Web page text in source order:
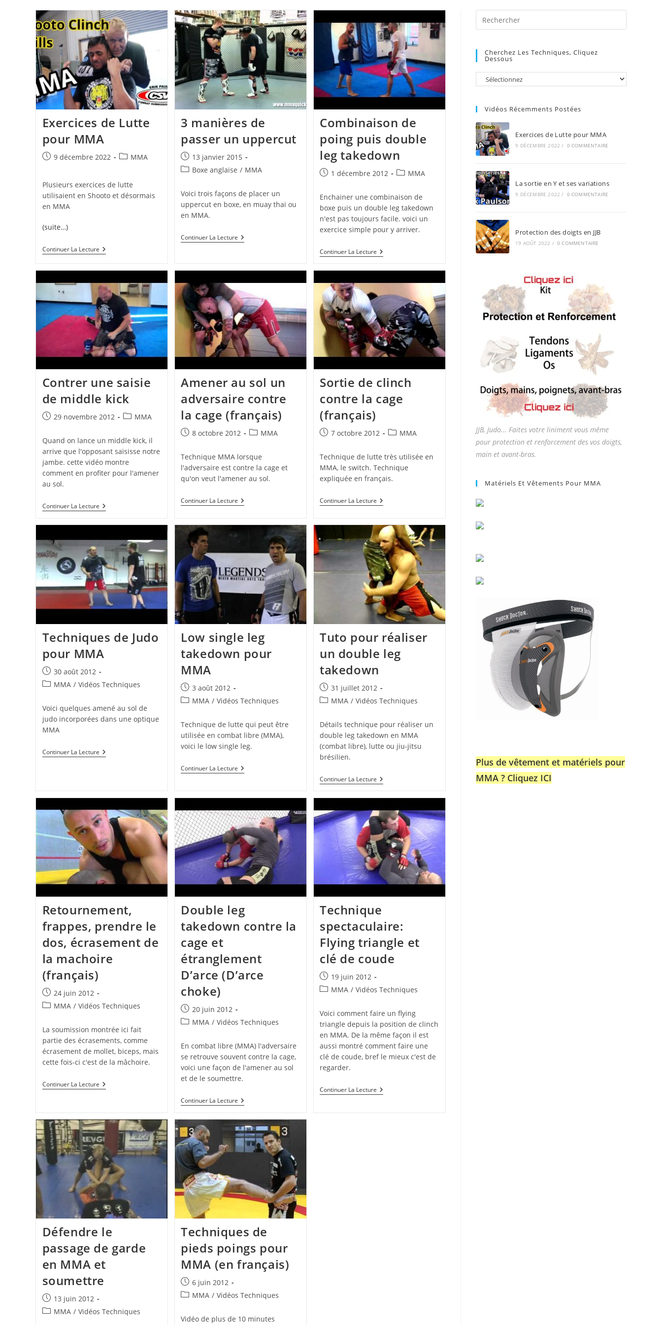
Exercices de Lutte
pour MMA
Publication
9 décembre 2022
PostMMA
Plusieurs exercices de lutte
utilisaient en Shooto et désormais
en MMA
(suite…)
Continuer La LectureExercices
De
Pour
MMA
3 manières de
passer un uppercut
Publication
publiée :
13 janvier 2015
PostBoxe anglaise / MMA
Voici trois façons de placer un
uppercut en boxe, en muay thai ou
en MMA.
Continuer La Lecture 3
Manières
Un
Combinaison de
poing puis double
leg takedown
Publication
1 décembre 2012
PostMMA
Enchainer une combinaison de
boxe puis un double leg takedown
n'est pas toujours facile. voici un
exercice simple pour y arriver.
Continuer La Lecture Combinaison
De
Double
Takedown
Contrer une saisie
de middle kick
Publication
29 novembre 2012
PostMMA
Quand on lance un middle kick, il
arrive que l'opposant saisisse notre
jambe. cette vidéo montre
comment en profiter pour l'amener
au sol.
Continuer La LectureContrer
Une
Middle
Kick
Amener au sol un
adversaire contre
la cage (français)
Publication
8 octobre 2012
PostMMA
Technique MMA lorsque
l'adversaire est contre la cage et
qu'on veut l'amener au sol.
Continuer La Lecture Amener
Au
Un
Cage
(français)
Sortie de clinch
contre la cage
(français)
Publication
7 octobre 2012
PostMMA
Technique de lutte très utilisée en
MMA, le switch. Technique
expliquée en français.
Continuer La Lecture Sortie
De
Contre
La
Cage
(français)
Techniques de Judo
pour MMA
Publication
publiée :
30 août 2012
PostMMA / Vidéos Techniques
Voici quelques amené au sol de
judo incorporées dans une optique
MMA
Continuer La LectureTechniques
De
Low single leg
takedown pour
MMA
Publication
publiée :
3 août 2012
PostMMA / Vidéos Techniques
Technique de lutte qui peut être
utilisée en combat libre (MMA),
voici le low single leg.
Continuer La Lecture Low
Single
Pour
Tuto pour réaliser
un double leg
takedown
Publication
publiée :
31 juillet 2012
PostMMA / Vidéos Techniques
Détails technique pour réaliser un
double leg takedown en MMA
(combat libre), lutte ou jiu-jitsu
brésilien.
Continuer La Lecture Tuto
Pour
Double
Leg
Takedown
Retournement,
frappes, prendre le
dos, écrasement de
la machoire
(français)
Publication
publiée :
24 juin 2012
PostMMA / Vidéos Techniques
La soumission montrée ici fait
partie des écrasements, comme
écrasement de mollet, biceps, mais
cette fois-ci c'est de la mâchoire.
Continuer La LectureRetournement,
Frappes,
Écrasement
De
La
Machoire
(français)
Double leg
takedown contre la
cage et
étranglement
D’arce (D’arce
choke)
Publication
publiée :
20 juin 2012
PostMMA / Vidéos Techniques
En combat libre (MMA) l'adversaire
se retrouve souvent contre la cage,
voici une façon de l'amener au sol
et de le soumettre.
Continuer La Lecture Double
Leg
Contre
La
Cage
Et
Étranglement
Choke)
Technique
spectaculaire:
Flying triangle et
clé de coude
Publication
publiée :
19 juin 2012
PostMMA / Vidéos Techniques
Voici comment faire un flying
triangle depuis la position de clinch
en MMA. De la même façon il est
aussi montré comment faire une
clé de coude, bref le mieux c'est de
regarder.
Continuer La Lecture Technique
Spectaculaire:
Défendre le
passage de garde
en MMA et
soumettre
Publication
publiée :
13 juin 2012
PostMMA / Vidéos Techniques
Techniques de
pieds poings pour
MMA (en français)
Publication
publiée :
6 juin 2012
PostMMA / Vidéos Techniques
Vidéo de plus de 10 minutes
Escape
panel.
Cherchez Les Techniques, Cliquez
Dessous
Vidéos Récemments Postées
Exercices de Lutte pour MMA
9 DÉCEMBRE 2022 / 0 COMMENTAIRE
La sortie en Y et ses variations
9 DÉCEMBRE 2022 / 0 COMMENTAIRE
Protection des doigts en JJB
19 AOÛT 2022 / 0 COMMENTAIRE
JJB, Judo... Faites votre liniment vous même
pour protection et renforcement des vos doigts,
main et avant-bras.
Matériels Et Vêtements Pour MMA
Plus de vêtement et matériels pour
MMA ? Cliquez ICI